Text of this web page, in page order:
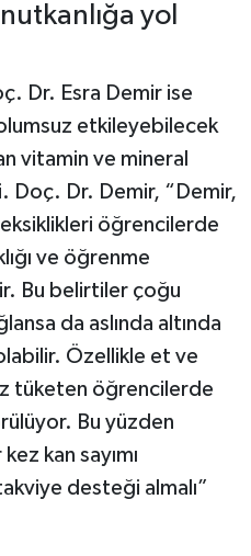
yol
Dr. Esra Demir ise
etkileyebilecek
vitamin ve mineral
Doç. Dr. Demir, “Demir,
öğrencilerde
ve öğrenme
Bu belirtiler çoğu
da aslında altında
Özellikle et ve
tüketen öğrencilerde
Bu yüzden
kan sayımı
desteği almalı”